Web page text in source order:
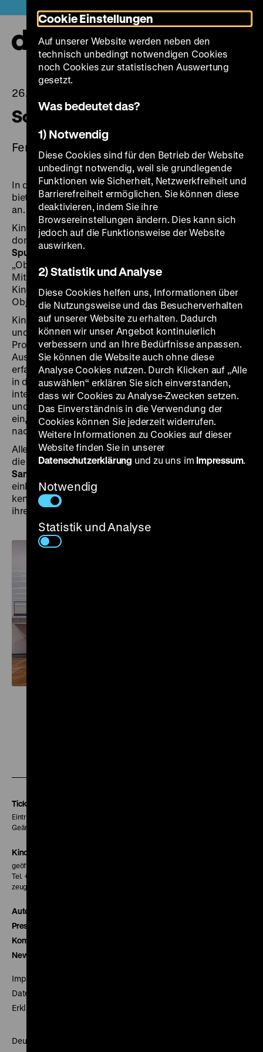
zum
Seiteninhalt
springen
26.06.2026
Sommerferien im DHM
Ferienprogramm für Kinder und Familien
In den Berliner Schulferien (9. Juli bis 22. August 2026)
bieten wir für Kinder und Familien einFerienprogramm
an.
Kinder ab sechs Jahren begeben sich dienstags und
donnerstags um 11 Uhr bei„Ritter, Spiele und
Spurensuche”auf Spurensuche durch die Ausstellung
„Objekte. Geschichte. Geschichten”. Durch kreative
Mitmachformate und eine auf die Bedürfnisse der
Kinder angepasste dialogische Struktur werden
Objekte und ihre Geschichten lebendig.
Kinder ab acht Jahren können mittwochs um 11 Uhr
und alle zwei Wochen sonntags um 14 Uhr bei dem
Programm„Von Wasser, Wald und Wiese“in der
Ausstellung „Natur und deutsche Geschichte”
erfahren, wie die Natur das Leben von Gesellschaften
in den vergangenen 800 Jahren prägte. Diese
interaktive Führung mit kreativen Mitmachformaten
und Forschungsaufgaben lädt Familien mit Kindern
ein, der Beziehung zwischen Mensch und Natur
nachzuspüren.
Alle zwei Wochen sonntags um 14 Uhr findet zudem
die interaktive Führung„Alles altes Zeug? Suchen,
Sammeln, Forschen”
einlädt, unterschiedliche Sammlungsstücke
kennenzulernen, ihre Materialität zu begreifen und
ihren Weg ins Zeughaus zu verfolgen.
Tickets
Eintritt 5 €
Geänderte Preise sind im Programm vermerkt.
Kinokasse
geöffnet 30 Minuten vor Beginn der ersten Vorstellung
Tel. + 49 30 20304-770
zeughauskino@dhm.de
Autor*innen
Presse
Kontakt
Newsletter
Impressum
Datenschutz
Erklärung digitale Barrierefreiheit
Deutsches Historisches Museum
Cookie Einstellungen
Auf unserer Website werden neben den
technisch unbedingt notwendigen Cookies
noch Cookies zur statistischen Auswertung
gesetzt.
Was bedeutet das?
1) Notwendig
Diese Cookies sind für den Betrieb der Website
unbedingt notwendig, weil sie grundlegende
Funktionen wie Sicherheit, Netzwerkfreiheit und
Barrierefreiheit ermöglichen. Sie können diese
deaktivieren, indem Sie ihre
Browsereinstellungen ändern. Dies kann sich
jedoch auf die Funktionsweise der Website
auswirken.
2) Statistik und Analyse
Diese Cookies helfen uns, Informationen über
die Nutzungsweise und das Besucherverhalten
auf unserer Website zu erhalten. Dadurch
können wir unser Angebot kontinuierlich
verbessern und an Ihre Bedürfnisse anpassen.
Sie können die Website auch ohne diese
Analyse Cookies nutzen. Durch Klicken auf „Alle
auswählen“ erklären Sie sich einverstanden,
dass wir Cookies zu Analyse-Zwecken setzen.
Das Einverständnis in die Verwendung der
Cookies können Sie jederzeit widerrufen.
Weitere Informationen zu Cookies auf dieser
Website finden Sie in unserer
Datenschutzerklärung und zu uns im Impressum.
Notwendig
Statistik und Analyse